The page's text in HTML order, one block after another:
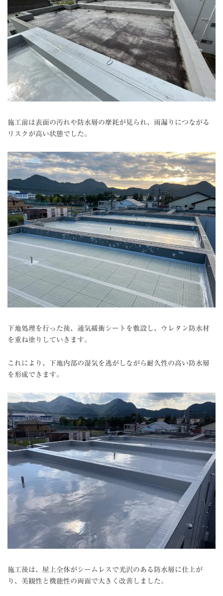
施工前は表面の汚れや防水層の摩耗が見られ、雨漏りにつながる
リスクが高い状態でした。
下地処理を行った後、通気緩衝シートを敷設し、ウレタン防水材
を重ね塗りしていきます。
これにより、下地内部の湿気を逃がしながら耐久性の高い防水層
を形成できます。
施工後は、屋上全体がシームレスで光沢のある防水層に仕上が
り、美観性と機能性の両面で大きく改善しました。